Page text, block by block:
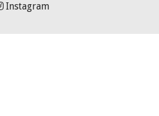
Instagram